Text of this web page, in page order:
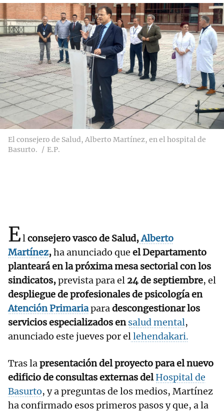
El consejero de Salud, Alberto Martínez, en el hospital de
Basurto.
E.P.
Elconsejero vasco de Salud,Alberto
Martínez,ha anunciado que el Departamento
planteará en la próxima mesa sectorial con los
sindicatos,prevista para el 24 de septiembre, el
despliegue de profesionales de psicología en
Atención Primariaparadescongestionar los
servicios especializados ensalud mental,
anunciado este jueves por ellehendakari.
Tras lapresentación del proyecto para el nuevo
edificio de consultas externas delHospital de
Basurto, y a preguntas de los medios, Martínez
ha confirmado esos primeros pasos y que, a la